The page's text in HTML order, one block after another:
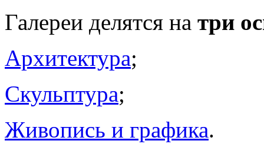
Галереи делятся на три
Архитектура;
Скульптура;
Живопись и графика.